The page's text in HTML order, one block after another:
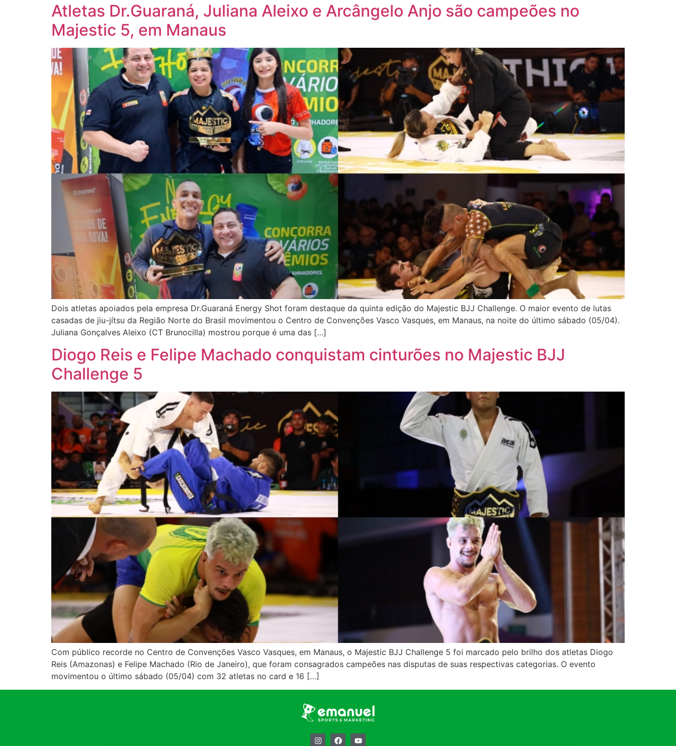
Atletas Dr.Guaraná, Juliana Aleixo e Arcângelo Anjo são campeões no
Majestic 5, em Manaus
Dois atletas apoiados pela empresa Dr.Guaraná Energy Shot foram destaque da quinta edição do Majestic BJJ Challenge. O maior evento de lutas
casadas de jiu-jítsu da Região Norte do Brasil movimentou o Centro de Convenções Vasco Vasques, em Manaus, na noite do último sábado (05/04).
Juliana Gonçalves Aleixo (CT Brunocilla) mostrou porque é uma das […]
Diogo Reis e Felipe Machado conquistam cinturões no Majestic BJJ
Challenge 5
Com público recorde no Centro de Convenções Vasco Vasques, em Manaus, o Majestic BJJ Challenge 5 foi marcado pelo brilho dos atletas Diogo
Reis (Amazonas) e Felipe Machado (Rio de Janeiro), que foram consagrados campeões nas disputas de suas respectivas categorias. O evento
movimentou o último sábado (05/04) com 32 atletas no card e 16 […]